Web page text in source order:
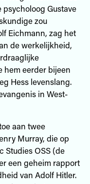
Gustave
zou
Eichmann, zag het
de werkelijkheid,
hem eerder bijeen
Hess levenslang.
in West-
aan twee
Murray, die op
Studies OSS (de
een geheim rapport
van Adolf Hitler.